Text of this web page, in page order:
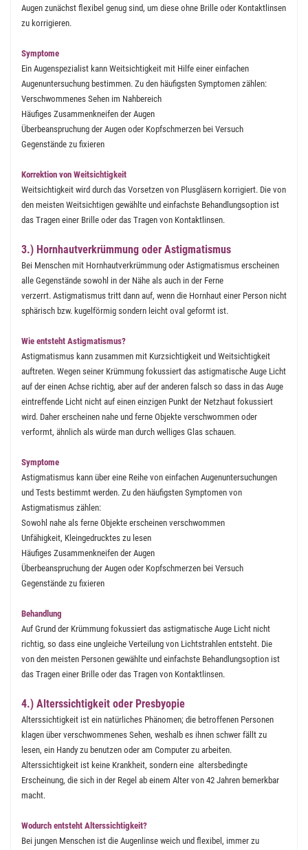
Augen zunächst flexibel genug sind, um diese ohne Brille oder Kontaktlinsen
zu korrigieren.
Symptome
Ein Augenspezialist kann Weitsichtigkeit mit Hilfe einer einfachen
Augenuntersuchung bestimmen. Zu den häufigsten Symptomen zählen:
Verschwommenes Sehen im Nahbereich
Häufiges Zusammenkneifen der Augen
Überbeanspruchung der Augen oder Kopfschmerzen bei Versuch
Gegenstände zu fixieren
Korrektion von Weitsichtigkeit
Weitsichtigkeit wird durch das Vorsetzen von Plusgläsern korrigiert. Die von
den meisten Weitsichtigen gewählte und einfachste Behandlungsoption ist
das Tragen einer Brille oder das Tragen von Kontaktlinsen.
3.) Hornhautverkrümmung oder Astigmatismus
Bei Menschen mit Hornhautverkrümmung oder Astigmatismus erscheinen
alle Gegenstände sowohl in der Nähe als auch in der Ferne
verzerrt. Astigmatismus tritt dann auf, wenn die Hornhaut einer Person nicht
sphärisch bzw. kugelförmig sondern leicht oval geformt ist.
Wie entsteht Astigmatismus?
Astigmatismus kann zusammen mit Kurzsichtigkeit und Weitsichtigkeit
auftreten. Wegen seiner Krümmung fokussiert das astigmatische Auge Licht
auf der einen Achse richtig, aber auf der anderen falsch so dass in das Auge
eintreffende Licht nicht auf einen einzigen Punkt der Netzhaut fokussiert
wird. Daher erscheinen nahe und ferne Objekte verschwommen oder
verformt, ähnlich als würde man durch welliges Glas schauen.
Symptome
Astigmatismus kann über eine Reihe von einfachen Augenuntersuchungen
und Tests bestimmt werden. Zu den häufigsten Symptomen von
Astigmatismus zählen:
Sowohl nahe als ferne Objekte erscheinen verschwommen
Unfähigkeit, Kleingedrucktes zu lesen
Häufiges Zusammenkneifen der Augen
Überbeanspruchung der Augen oder Kopfschmerzen bei Versuch
Gegenstände zu fixieren
Behandlung
Auf Grund der Krümmung fokussiert das astigmatische Auge Licht nicht
richtig, so dass eine ungleiche Verteilung von Lichtstrahlen entsteht. Die
von den meisten Personen gewählte und einfachste Behandlungsoption ist
das Tragen einer Brille oder das Tragen von Kontaktlinsen.
4.) Alterssichtigkeit oder Presbyopie
Alterssichtigkeit ist ein natürliches Phänomen; die betroffenen Personen
klagen über verschwommenes Sehen, weshalb es ihnen schwer fällt zu
lesen, ein Handy zu benutzen oder am Computer zu arbeiten.
Alterssichtigkeit ist keine Krankheit, sondern eine altersbedingte
Erscheinung, die sich in der Regel ab einem Alter von 42 Jahren bemerkbar
macht.
Wodurch entsteht Alterssichtigkeit?
Bei jungen Menschen ist die Augenlinse weich und flexibel, immer zu